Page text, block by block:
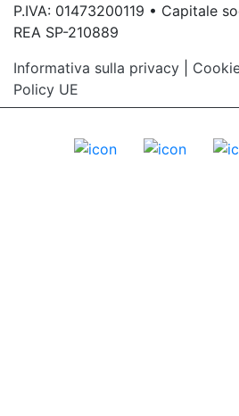
P.IVA: 01473200119 • Capitale
REA SP-210889
Informativa sulla privacy
Policy UE